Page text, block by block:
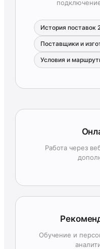
История поставок
Поставщики и
Условия и
Работа через
Обучение и